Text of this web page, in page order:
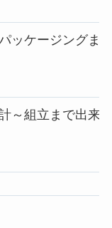
ッケージングま
～組立まで出来